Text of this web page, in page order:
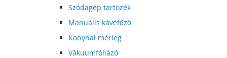
Szódagép tartozék
Manuális kávéfőző
Konyhai mérleg
Vákuumfóliázó